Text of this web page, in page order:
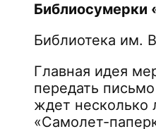
Библиотека им.
Главная идея
передать
ждет несколько
«Самолет-